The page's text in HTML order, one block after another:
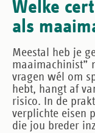
Welke
als
Meestal heb je
maaimachinist”
vragen wél om
hebt, hangt af
risico. In de
verplichte eisen
die jou breder